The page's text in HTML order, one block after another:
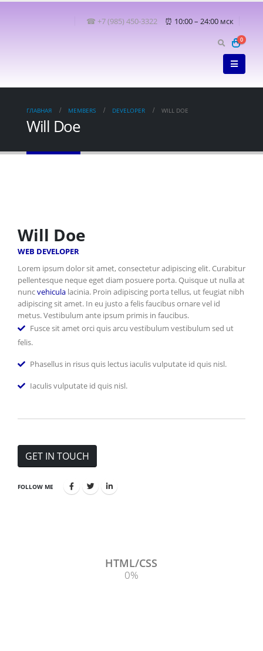
☎ +7 (985) 450-3322 ⏰ 10:00 – 24:00 мск
0
ГЛАВНАЯ MEMBERS DEVELOPER WILL DOE
Will Doe
Will Doe
WEB DEVELOPER
Lorem ipsum dolor sit amet, consectetur adipiscing elit. Curabitur
pellentesque neque eget diam posuere porta. Quisque ut nulla at
nuncvehicula lacinia. Proin adipiscing porta tellus, ut feugiat nibh
adipiscing sit amet. In eu justo a felis faucibus ornare vel id
metus. Vestibulum ante ipsum primis in faucibus.
Fusce sit amet orci quis arcu vestibulum vestibulum sed ut
felis.
Phasellus in risus quis lectus iaculis vulputate id quis nisl.
Iaculis vulputate id quis nisl.
GET IN TOUCH
FOLLOW ME
HTML/CSS
0%